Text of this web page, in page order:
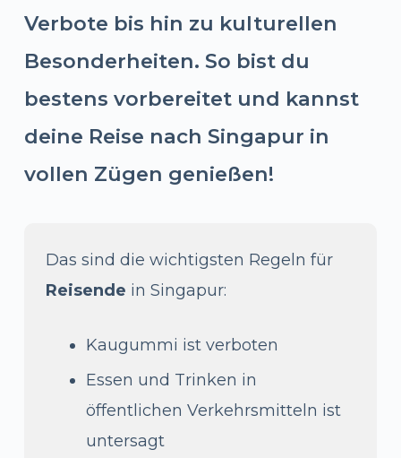
Verbote bis hin zu kulturellen
Besonderheiten. So bist du
bestens vorbereitet und kannst
deine Reise nach Singapur in
vollen Zügen genießen!
Das sind die wichtigsten Regeln für
Reisende in Singapur:
Kaugummi ist verboten
Essen und Trinken in
öffentlichen Verkehrsmitteln ist
untersagt